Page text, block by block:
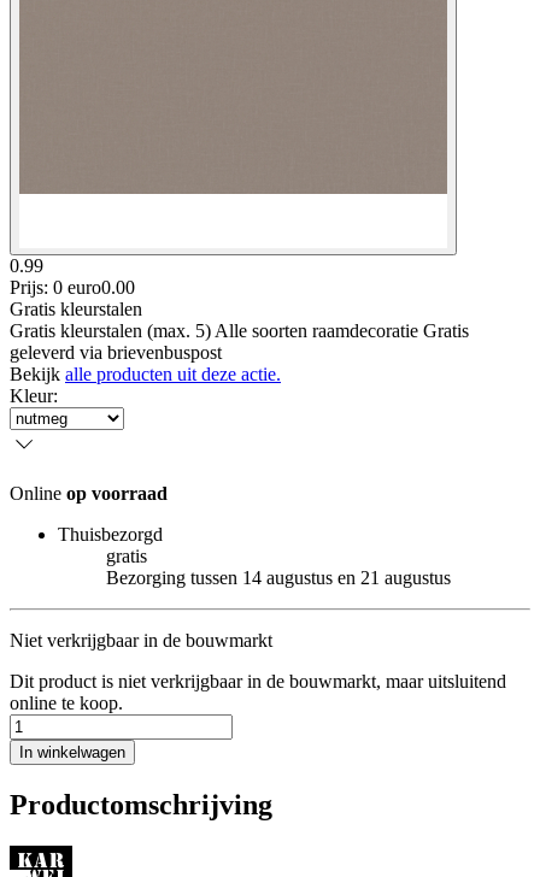
0.99
Prijs: 0 euro0.00
Gratis kleurstalen
Gratis kleurstalen (max. 5) Alle soorten raamdecoratie Gratis
geleverd via brievenbuspost
Bekijk alle producten uit deze actie.
Kleur:
Online op voorraad
Thuisbezorgd
gratis
Bezorging tussen 14 augustus en 21 augustus
Niet verkrijgbaar in de bouwmarkt
Dit product is niet verkrijgbaar in de bouwmarkt, maar uitsluitend
online te koop.
In winkelwagen
Productomschrijving